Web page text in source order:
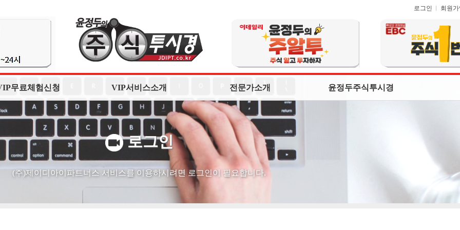
로그인 회원
무료체험신청 VIP서비스소개 전문가소개 윤정두주식투시경
로그인
(주)제이디아이파트너스 서비스를 이용하시려면 로그인이 필요합니다.